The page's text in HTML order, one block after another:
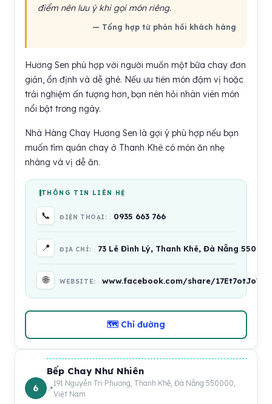
điểm nên lưu ý khi gọi món riêng.
— Tổng hợp từ phản hồi khách hàng
Hương Sen phù hợp với người muốn một bữa chay đơn
giản, ổn định và dễ ghé. Nếu ưu tiên món đậm vị hoặc
trải nghiệm ấn tượng hơn, bạn nên hỏi nhân viên món
nổi bật trong ngày.
Nhà Hàng Chay Hương Sen là gợi ý phù hợp nếu bạn
muốn tìm quán chay ở Thanh Khê có món ăn nhẹ
nhàng và vị dễ ăn.
THÔNG TIN LIÊN HỆ
📞 ĐIỆN THOẠI: 0935 663 766
📍 ĐỊA CHỈ: 73 Lê Đình Lý, Thanh Khê, Đà Nẵng
🌐 WEBSITE: www.facebook.com/share/17Et7otJoW
🗺 Chỉ đường
6
Bếp Chay Như Nhiên
191 Nguyễn Tri Phương, Thanh Khê, Đà Nẵng 550000,
Việt Nam